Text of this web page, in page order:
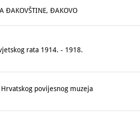
ĐAKOVŠTINE, ĐAKOVO
rata 1914. - 1918.
Hrvatskog povijesnog muzeja